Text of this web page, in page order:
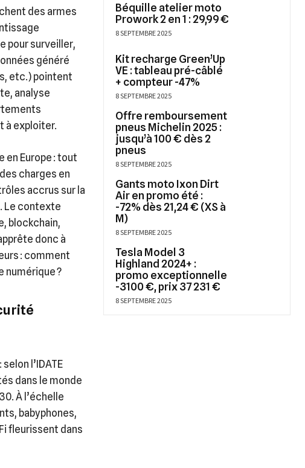
des armes
pour surveiller,
généré
etc.) pointent
analyse
à exploiter.
en Europe : tout
charges en
accrus sur la
Le contexte
blockchain,
donc à
: comment
numérique ?
l’IDATE
dans le monde
À l’échelle
babyphones,
fleurissent dans
Béquille atelier moto
Prowork 2 en 1 : 29,99 €
8 SEPTEMBRE 2025
Kit recharge Green’Up
VE : tableau pré-câblé
+ compteur -47%
8 SEPTEMBRE 2025
Offre remboursement
pneus Michelin 2025 :
jusqu’à 100 € dès 2
pneus
8 SEPTEMBRE 2025
Gants moto Ixon Dirt
Air en promo été :
-72% dès 21,24 € (XS à
M)
8 SEPTEMBRE 2025
Tesla Model 3
Highland 2024+ :
promo exceptionnelle
-3100 €, prix 37 231 €
8 SEPTEMBRE 2025